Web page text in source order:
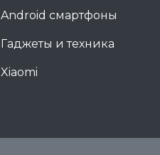
Android смартфоны
Гаджеты и техника
Xiaomi